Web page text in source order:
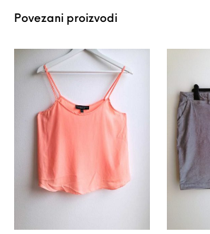
Povezani proizvodi